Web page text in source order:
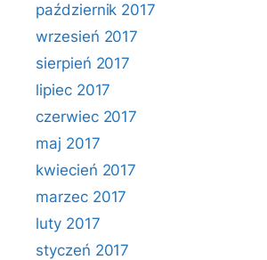
październik 2017
wrzesień 2017
sierpień 2017
lipiec 2017
czerwiec 2017
maj 2017
kwiecień 2017
marzec 2017
luty 2017
styczeń 2017